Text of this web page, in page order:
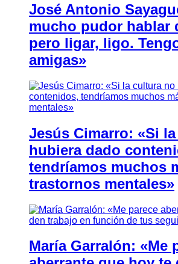
José Antonio
mucho pudor hablar
pero ligar, ligo.
amigas»
Jesús Cimarro: «Si
hubiera dado
tendríamos muchos
trastornos mentales»
María Garralón: «Me